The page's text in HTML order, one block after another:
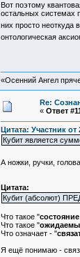
Вот поэтому
остальных системах
них просто неоткуда
онтологическая
«Осенний Ангел
Re:
« Ответ
Цитата: Участник
Кубит является
А ножки, ручки,
Цитата:
Кубит (абсолют)
Что такое "состояние
Что такое "
Что означает - "
Я ещё понимаю -